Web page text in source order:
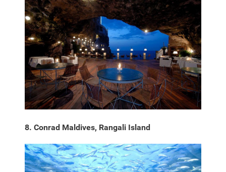
8. Conrad Maldives, Rangali Island